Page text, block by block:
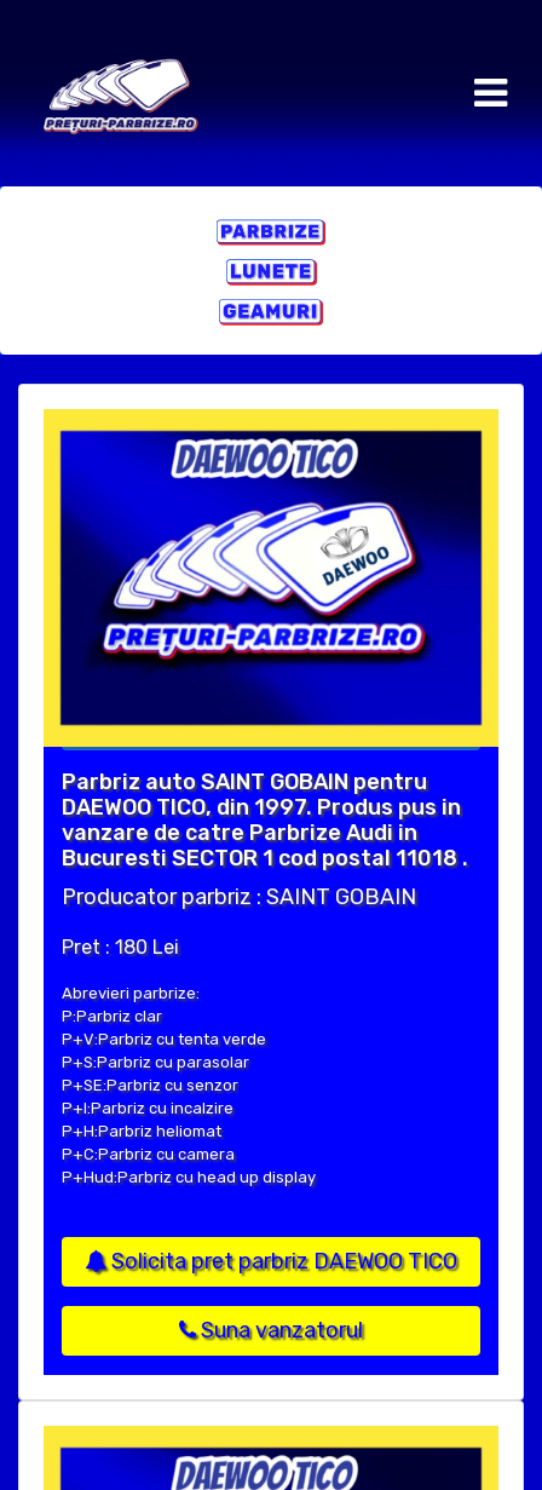
Parbriz auto SAINT GOBAIN pentru
DAEWOO TICO, din 1997. Produs pus in
vanzare de catre Parbrize Audi in
Bucuresti SECTOR 1 cod postal 11018 .
Producator parbriz : SAINT GOBAIN
Pret : 180 Lei
Abrevieri parbrize:
P:Parbriz clar
P+V:Parbriz cu tenta verde
P+S:Parbriz cu parasolar
P+SE:Parbriz cu senzor
P+I:Parbriz cu incalzire
P+H:Parbriz heliomat
P+C:Parbriz cu camera
P+Hud:Parbriz cu head up display
Solicita pret parbriz DAEWOO TICO
Suna vanzatorul